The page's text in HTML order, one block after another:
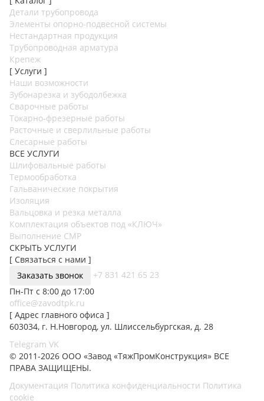
Детали трубопровода
Элементы опорно-подвесной системы
Нестандартная продукция
Трубопроводная арматура
Крепеж
[ Услуги ]
Наши возможности
Зубонарезка и зубодолбежка
Сварочные работы
Токарно-фрезерные работы
Расточные и сверлильные работы
Слесарные работы
ВСЕ УСЛУГИ
Шлифовальные работы
Термообработка
Гальванические покрытия
Изоляция
Вальцовка и резка металла
Комплектация объектов под «КЛЮЧ»
Выполнение СМР
СКРЫТЬ УСЛУГИ
[ Связаться с нами ]
Заказать звонок
+7 831 421 65 23
Пн-Пт с 8:00 до 17:00
office@zavodtpk.ru
[ Адрес главного офиса ]
603034, г. Н.Новгород, ул. Шлиссельбургская, д. 28
Telegram VK
© 2011-2026 ООО «Завод «ТяжПромКонструкция» ВСЕ
ПРАВА ЗАЩИЩЕНЫ.
Документация Политика конфиденциальности Политика
cookie